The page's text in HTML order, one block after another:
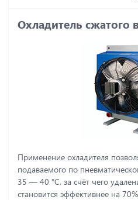
Охладитель сжатого
Применение охладителя
подаваемого по
35 ― 40 °C, за счёт чего
становится эффективнее на